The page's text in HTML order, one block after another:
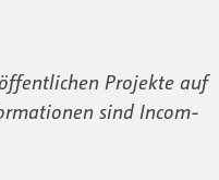
Projekte auf
sind Incom-